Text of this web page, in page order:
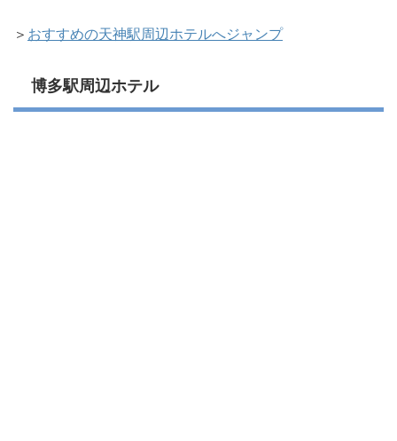
＞ おすすめの天神駅周辺ホテルへジャンプ
博多駅周辺ホテル